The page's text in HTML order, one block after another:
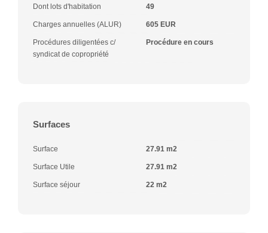
Dont lots d'habitation 49
Charges annuelles (ALUR) 605 EUR
Procédures diligentées c/
syndicat de copropriété
Procédure en cours
Surfaces
Surface 27.91 m2
Surface Utile 27.91 m2
Surface séjour 22 m2